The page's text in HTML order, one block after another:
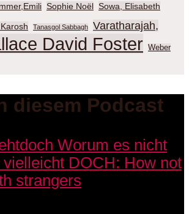
Sophie Noël Sowa, Elisabeth
Tanasgol Sabbagh
Varatharajah,
David Foster Weber
diesem Podcast